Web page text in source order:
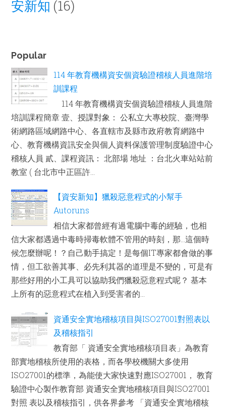
安新知 (16)
Popular
114 年教育機構資安個資驗證稽核人員進階培
訓課程
114 年教育機構資安個資驗證稽核人員進階
培訓課程簡章 壹、授課對象： 公私立大專校院、臺灣學
術網路區域網路中心、各直轄市及縣市政府教育網路中
心、教育機構資訊安全與個人資料保護管理制度驗證中心
稽核人員 貳、課程資訊： 北部場 地址 ：台北火車站站前
教室 ( 台北市中正區許...
【資安新知】獵殺惡意程式的小幫手
Autoruns
相信大家都曾經有過電腦中毒的經驗，也相
信大家都遇過中毒時掃毒軟體不管用的時刻，那...這個時
候怎麼辦呢！？自己動手搞定！是每個IT專家都會做的事
情，但工欲善其事、必先利其器的道理是不變的，可是有
那些好用的小工具可以協助我們獵殺惡意程式呢？ 基本
上所有的惡意程式在植入到受害者的...
資通安全實地稽核項目與ISO27001對照表以
及稽核指引
教育部「 資通安全實地稽核項目表」為教育
部實地稽核所使用的表格，而各學校機關大多使用
ISO27001的標準，為能使大家快速對應ISO27001， 教育
驗證中心製作教育部 資通安全實地稽核項目與ISO27001
對照 表以及稽核指引，供各界參考 「資通安全實地稽核